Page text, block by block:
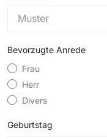
Bevorzugte Anrede
Frau
Herr
Divers
Geburtstag